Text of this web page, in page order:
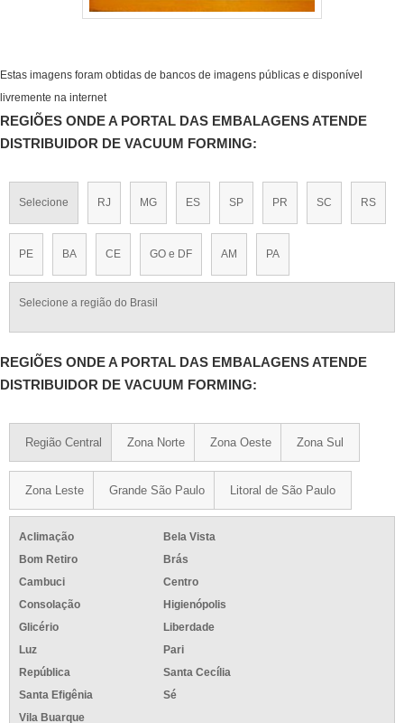
Estas imagens foram obtidas de bancos de imagens públicas e disponível
livremente na internet
REGIÕES ONDE A PORTAL DAS EMBALAGENS ATENDE
DISTRIBUIDOR DE VACUUM FORMING:
Selecione RJ MG ES SP PR SC RS
PE BA CE GO e DF AM PA
Selecione a região do Brasil
REGIÕES ONDE A PORTAL DAS EMBALAGENS ATENDE
DISTRIBUIDOR DE VACUUM FORMING:
Região Central Zona Norte Zona Oeste Zona Sul
Zona Leste Grande São Paulo Litoral de São Paulo
Aclimação
Bela Vista
Bom Retiro
Brás
Cambuci
Centro
Consolação
Higienópolis
Glicério
Liberdade
Luz
Pari
República
Santa Cecília
Santa Efigênia
Sé
Vila Buarque